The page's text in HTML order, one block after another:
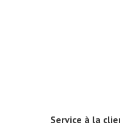
Service à la